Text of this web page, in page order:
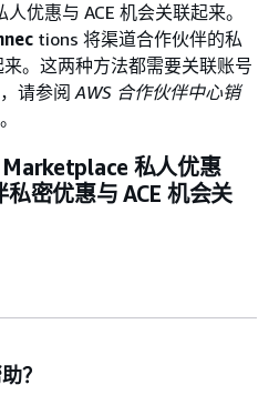
优惠与 ACE 机会关联起来。
tions 将渠道合作伙伴的私
。这两种方法都需要关联账号
请参阅AWS 合作伙伴中心销
。
Marketplace 私人优惠
密优惠与 ACE 机会关
？